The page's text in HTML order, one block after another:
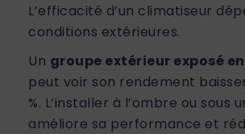
L’efficacité d’un climatiseur
conditions extérieures.
Un groupe extérieur exposé
peut voir son rendement
%. L’installer à l’ombre ou sous
améliore sa performance et